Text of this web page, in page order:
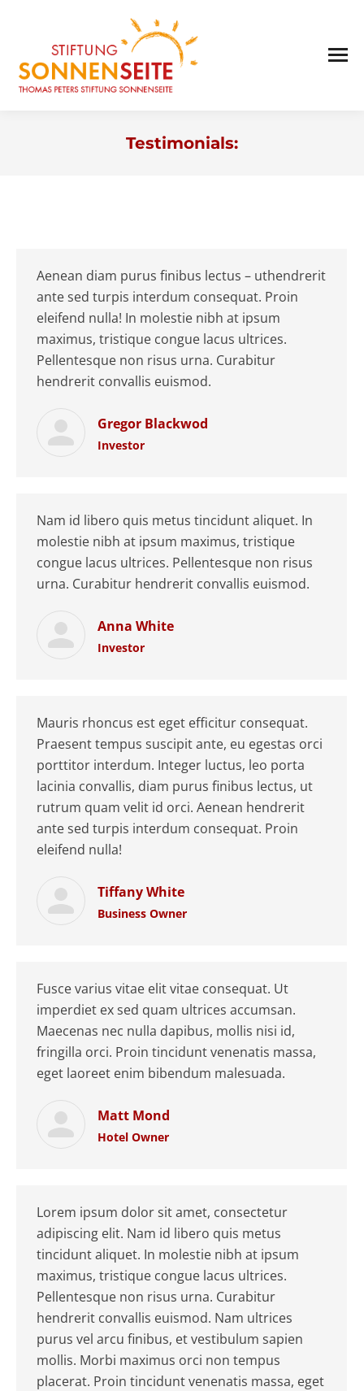
Testimonials:
Aenean diam purus finibus lectus – uthendrerit
ante sed turpis interdum consequat. Proin
eleifend nulla! In molestie nibh at ipsum
maximus, tristique congue lacus ultrices.
Pellentesque non risus urna. Curabitur
hendrerit convallis euismod.
Gregor Blackwod
Investor
Nam id libero quis metus tincidunt aliquet. In
molestie nibh at ipsum maximus, tristique
congue lacus ultrices. Pellentesque non risus
urna. Curabitur hendrerit convallis euismod.
Anna White
Investor
Mauris rhoncus est eget efficitur consequat.
Praesent tempus suscipit ante, eu egestas orci
porttitor interdum. Integer luctus, leo porta
lacinia convallis, diam purus finibus lectus, ut
rutrum quam velit id orci. Aenean hendrerit
ante sed turpis interdum consequat. Proin
eleifend nulla!
Tiffany White
Business Owner
Fusce varius vitae elit vitae consequat. Ut
imperdiet ex sed quam ultrices accumsan.
Maecenas nec nulla dapibus, mollis nisi id,
fringilla orci. Proin tincidunt venenatis massa,
eget laoreet enim bibendum malesuada.
Matt Mond
Hotel Owner
Lorem ipsum dolor sit amet, consectetur
adipiscing elit. Nam id libero quis metus
tincidunt aliquet. In molestie nibh at ipsum
maximus, tristique congue lacus ultrices.
Pellentesque non risus urna. Curabitur
hendrerit convallis euismod. Nam ultrices
purus vel arcu finibus, et vestibulum sapien
mollis. Morbi maximus orci non tempus
placerat. Proin tincidunt venenatis massa, eget